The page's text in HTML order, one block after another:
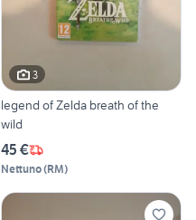
3
legend of Zelda breath of the
wild
45 €
Nettuno(RM)